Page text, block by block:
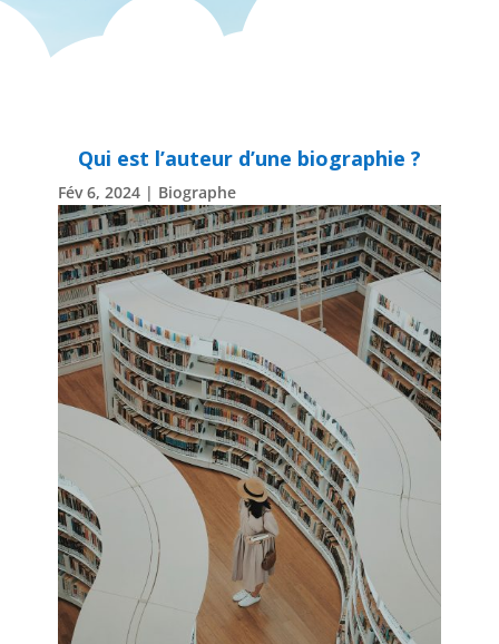
Qui est l’auteur d’une biographie ?
Fév 6, 2024| Biographe